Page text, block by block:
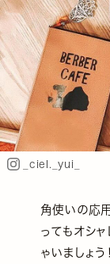
_ciel._yui_
角使いの応
ってもオシ
ゃいましょ